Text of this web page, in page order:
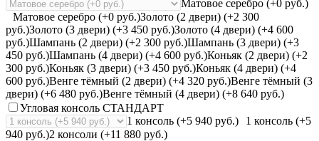
Матовое серебро (+0 руб.)
Матовое серебро (+0 руб.)Золото (2 двери) (+2 300
руб.)Золото (3 двери) (+3 450 руб.)Золото (4 двери) (+4 600
руб.)Шампань (2 двери) (+2 300 руб.)Шампань (3 двери) (+3
450 руб.)Шампань (4 двери) (+4 600 руб.)Коньяк (2 двери) (+2
300 руб.)Коньяк (3 двери) (+3 450 руб.)Коньяк (4 двери) (+4
600 руб.)Венге тёмный (2 двери) (+4 320 руб.)Венге тёмный (3
двери) (+6 480 руб.)Венге тёмный (4 двери) (+8 640 руб.)
Угловая консоль СТАНДАРТ
1 консоль (+5 940 руб.)
1 консоль (+5
940 руб.)2 консоли (+11 880 руб.)